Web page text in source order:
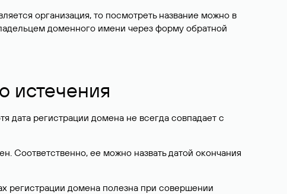
организация, то посмотреть название можно в
доменного имени через форму обратной
истечения
дата регистрации домена не всегда совпадает с
Соответственно, ее можно назвать датой окончания
регистрации домена полезна при совершении